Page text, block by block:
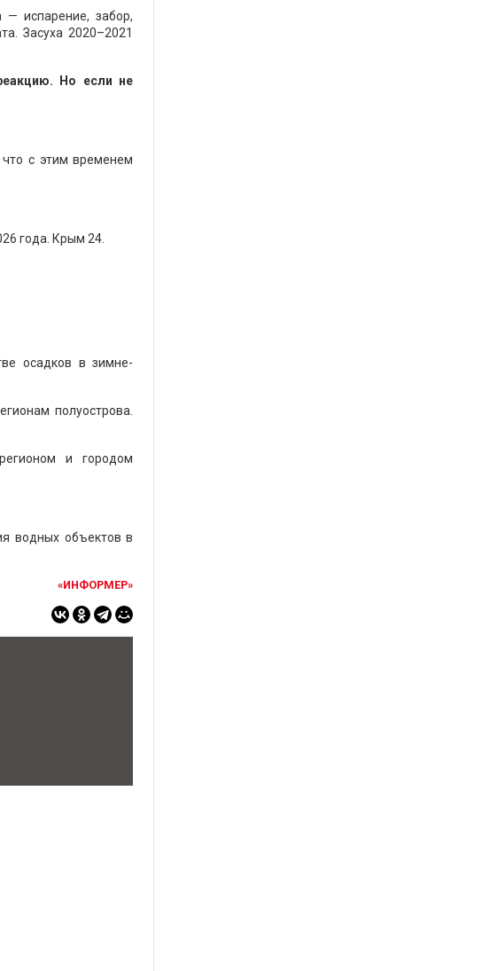
испарение, забор,
Засуха 2020–2021
Но если не
с этим временем
года. Крым 24.
осадков в зимне-
полуострова.
и городом
водных объектов в
«ИНФОРМЕР»